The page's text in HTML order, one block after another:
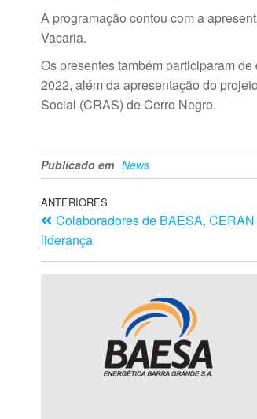
A programação contou com a
Vacaria.
Os presentes também participaram
2022, além da apresentação do
Social (CRAS) de Cerro Negro.
Publicado em News
ANTERIORES
Colaboradores de BAESA,
liderança